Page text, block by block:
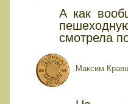
А как
смотрела
Максим